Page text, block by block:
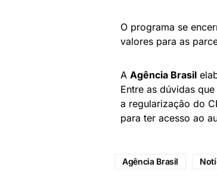
O programa se
valores para as
A Agência Brasil
Entre as dúvidas
a regularização do
para ter acesso ao
Agência Brasil